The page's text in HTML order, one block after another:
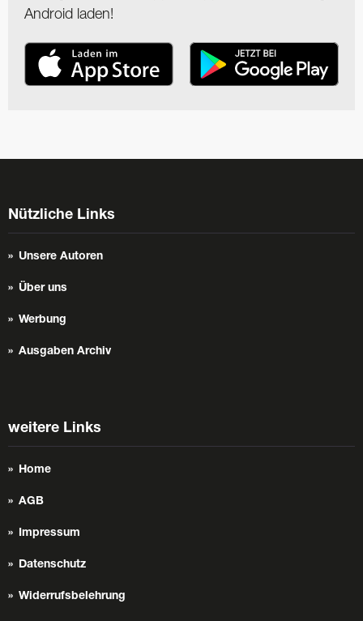
Android laden!
Nützliche Links
Unsere Autoren
Über uns
Werbung
Ausgaben Archiv
weitere Links
Home
AGB
Impressum
Datenschutz
Widerrufsbelehrung